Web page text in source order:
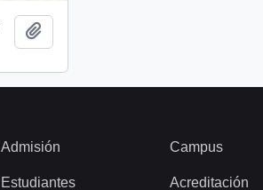
Admisión
Estudiantes
Campus
Acreditación